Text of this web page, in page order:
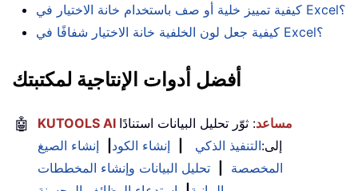
كيفية تمييز خلية أو صف باستخدام خانة الاختيار في Excel؟
كيفية جعل لون الخلفية خانة الاختيار شفافًا في Excel؟
أفضل أدوات الإنتاجية لمكتبتك
🤖 KUTOOLS AI مساعد: ثوّر تحليل البيانات استنادًا
إلى:التنفيذ الذكي إنشاء الكود
إنشاء الصيغ
المخصصة
تحليل البيانات وإنشاء المخططات